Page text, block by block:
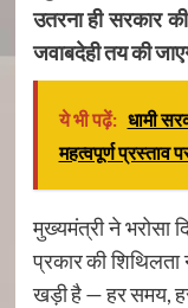
उतरना ही सरकार
जवाबदेही तय की
ये भी पढ़ें: धामी
महत्वपूर्ण प्रस्ताव
मुख्यमंत्री ने भरोसा
प्रकार की
खड़ी है — हर समय,